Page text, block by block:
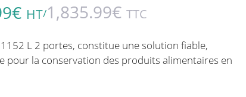
€ HT/1,835.99€ TTC
L 2 portes, constitue une solution fiable,
pour la conservation des produits alimentaires en